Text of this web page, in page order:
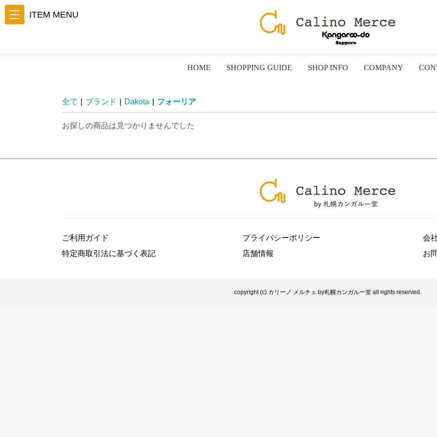
ITEM MENU
HOME SHOPPING GUIDE SHOP INFO COMPANY
全て ブランド Dakota フォーリア
お探しの商品は見つかりませんでした
ご利用ガイド プライバシーポリシー
会
特定商取引法に基づく表記
店舗情報 お
copyright (c) カリーノ メルチェ by札幌カンガルー堂 all rights reserved.